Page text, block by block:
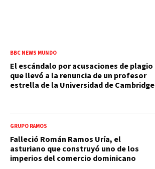
BBC NEWS MUNDO
El escándalo por acusaciones de plagio
que llevó a la renuncia de un profesor
estrella de la Universidad de Cambridge
GRUPO RAMOS
Falleció Román Ramos Uría, el
asturiano que construyó uno de los
imperios del comercio dominicano